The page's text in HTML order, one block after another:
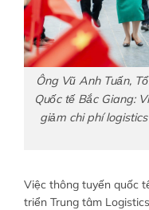
Ông Vũ Anh Tuấn,
Quốc tế Bắc Giang:
giảm chi phí
Việc thông tuyến quốc
triển Trung tâm